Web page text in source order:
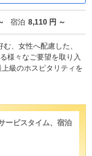
宿泊 8,110 円 ～
、女性へ配慮した、
様々なご要望を取り入
級のホスピタリティを
ービスタイム、宿泊